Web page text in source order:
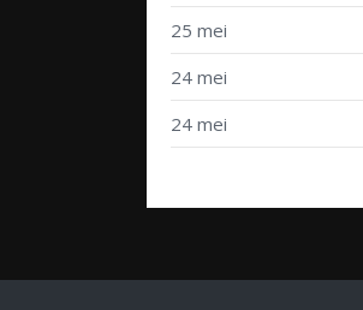
25 mei
24 mei
24 mei